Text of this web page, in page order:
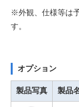
※外観、仕様等は
す。
オプション
製品写真 製品